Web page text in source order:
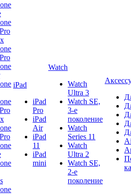
iPad
iPad
Pro
iPad
Air
iPad
11
iPad
mini
Watch
Watch
Ultra 3
Watch SE,
3-е
поколение
Watch
Series 11
Watch
Ultra 2
Watch SE,
2-е
поколение